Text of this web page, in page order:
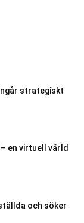
strategiskt
– en virtuell värld
och söker